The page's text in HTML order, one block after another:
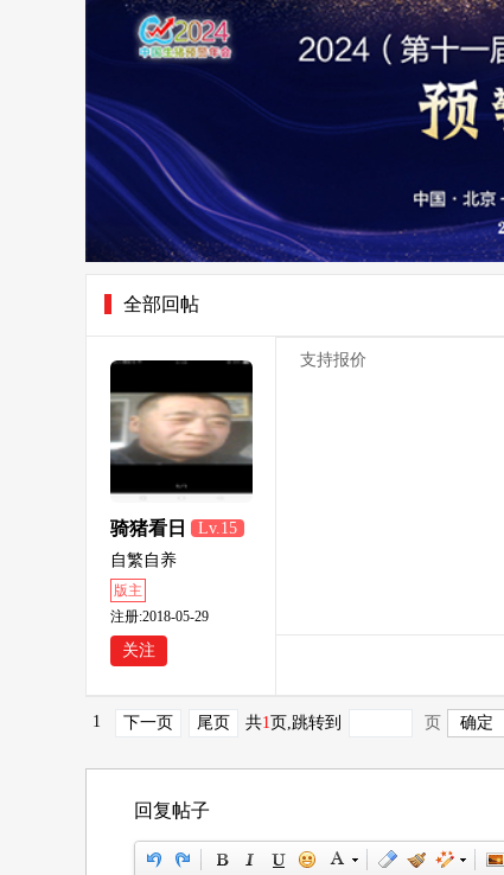
全部回帖
骑猪看日
出
Lv.15
自繁自养
版主
注册:2018-05-29
关注
支持报价
1 下一页 尾页 共1页 ,跳转到 页
回复帖子